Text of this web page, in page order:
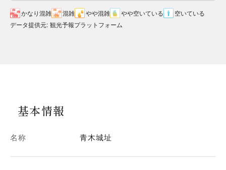
かなり混雑 混雑 やや混雑 やや空いている
空いている
データ提供元: 観光予報プラットフォーム
基本情報
名称 青木城址